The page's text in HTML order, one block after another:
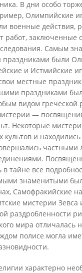
В дни особо
Олимпийские
военные действия,
работ, заключенные
Самым
праздниками были
и Истмийские
местные
праздниками
видом греческой
—
Некоторые
культов и
частными
тайне все
знаменитыми
Самофракийские
мистерии Зевса
раздробленности
мира отличалась
полисе могла
характерно